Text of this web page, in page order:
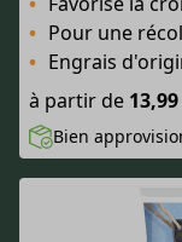
Pour une
Engrais
à partir de 13,99
Bien